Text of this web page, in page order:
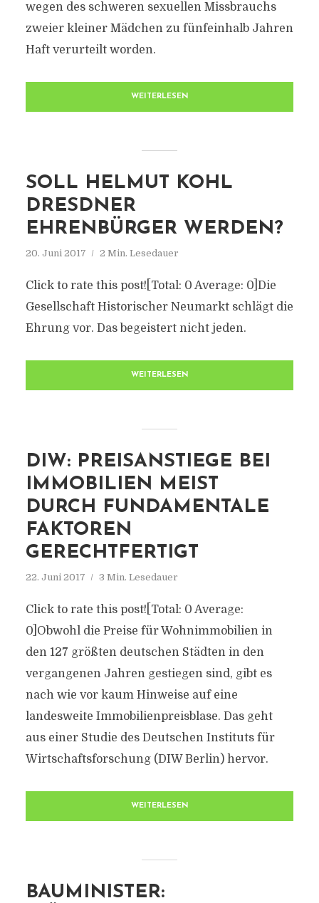
wegen des schweren sexuellen Missbrauchs
zweier kleiner Mädchen zu fünfeinhalb Jahren
Haft verurteilt worden.
WEITERLESEN
SOLL HELMUT KOHL
DRESDNER
EHRENBÜRGER WERDEN?
20. Juni 2017 2 Min. Lesedauer
Click to rate this post![Total: 0 Average: 0]Die
Gesellschaft Historischer Neumarkt schlägt die
Ehrung vor. Das begeistert nicht jeden.
WEITERLESEN
DIW: PREISANSTIEGE BEI
IMMOBILIEN MEIST
DURCH FUNDAMENTALE
FAKTOREN
GERECHTFERTIGT
22. Juni 2017 3 Min. Lesedauer
Click to rate this post![Total: 0 Average:
0]Obwohl die Preise für Wohnimmobilien in
den 127 größten deutschen Städten in den
vergangenen Jahren gestiegen sind, gibt es
nach wie vor kaum Hinweise auf eine
landesweite Immobilienpreisblase. Das geht
aus einer Studie des Deutschen Instituts für
Wirtschaftsforschung (DIW Berlin) hervor.
WEITERLESEN
BAUMINISTER: